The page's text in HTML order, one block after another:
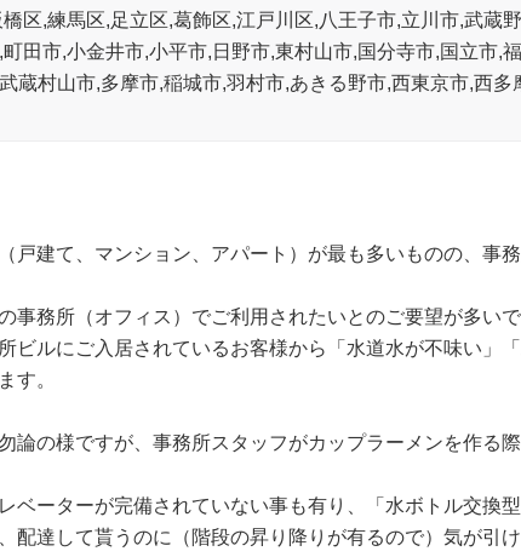
区,練馬区,足立区,葛飾区,江戸川区,八王子市,立川市,武蔵
田市,小金井市,小平市,日野市,東村山市,国分寺市,国立市,
蔵村山市,多摩市,稲城市,羽村市,あきる野市,西東京市,西多
戸建て、マンション、アパート）が最も多いものの、事
事務所（オフィス）でご利用されたいとのご要望が多い
ビルにご入居されているお客様から「水道水が不味い」
す。
論の様ですが、事務所スタッフがカップラーメンを作る
ベーターが完備されていない事も有り、「水ボトル交換
配達して貰うのに（階段の昇り降りが有るので）気が引